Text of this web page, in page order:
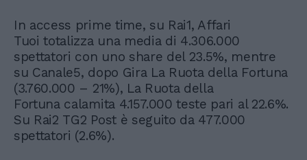
In access prime time, su Rai1, Affari
Tuoi totalizza una media di 4.306.000
spettatori con uno share del 23.5%, mentre
su Canale5, dopo Gira La Ruota della Fortuna
(3.760.000 – 21%), La Ruota della
Fortuna calamita 4.157.000 teste pari al 22.6%.
Su Rai2 TG2 Post è seguito da 477.000
spettatori (2.6%).